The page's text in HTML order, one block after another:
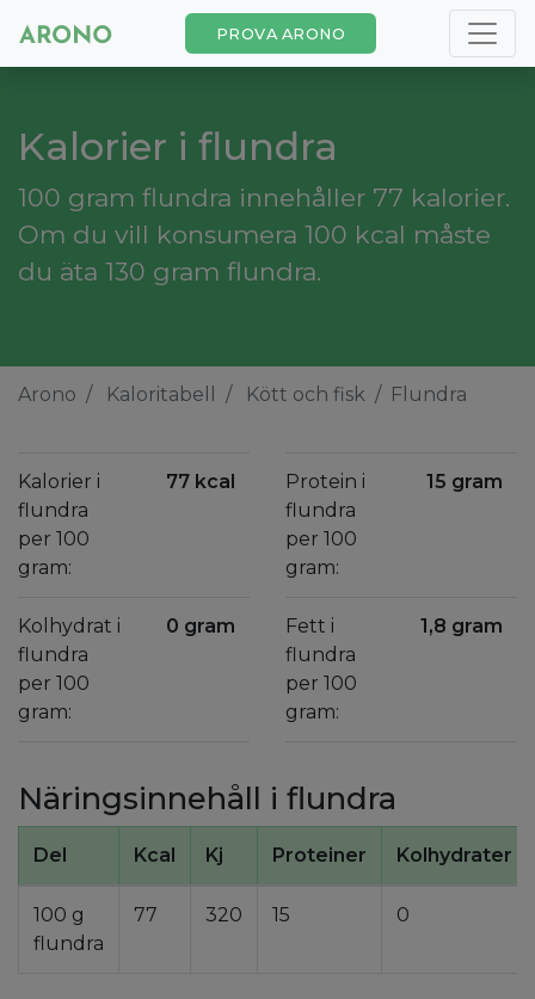
PROVA ARONO
Kalorier i flundra
100 gram flundra innehåller 77 kalorier.
Om du vill konsumera 100 kcal måste
du äta 130 gram flundra.
Arono Kaloritabell Kött och fisk Flundra
Kalorier i
flundra
per 100
gram:
77 kcal
Kolhydrat i
flundra
per 100
gram:
0 gram
Protein i
flundra
per 100
gram:
15 gram
Fett i
flundra
per 100
gram:
1,8 gram
Näringsinnehåll i flundra
Del Kcal Kj Proteiner Kolhydrater
100 g
flundra
77 320 15 0